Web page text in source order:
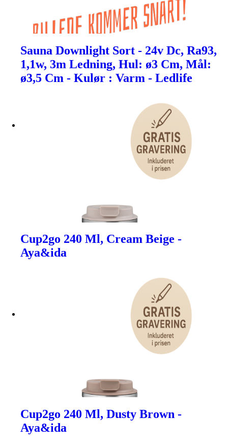
Sauna Downlight Sort - 24v Dc, Ra93,
1,1w, 3m Ledning, Hul: ø3 Cm, Mål:
ø3,5 Cm - Kulør : Varm - Ledlife
Cup2go 240 Ml, Cream Beige -
Aya&ida
Cup2go 240 Ml, Dusty Brown -
Aya&ida